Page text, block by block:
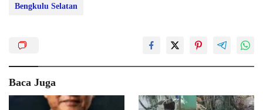
Bengkulu Selatan
Baca Juga